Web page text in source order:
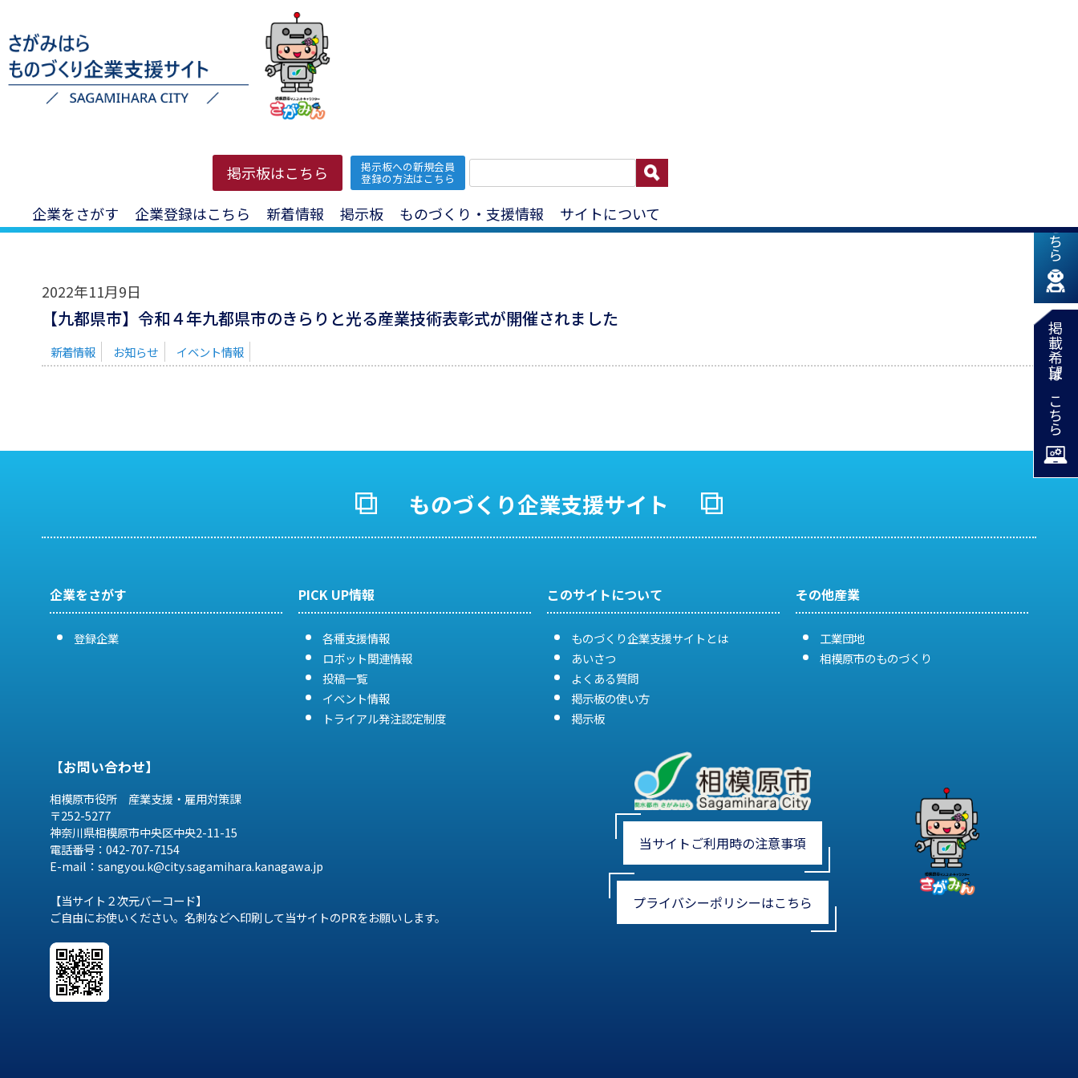
掲示板はこちら 掲示板への新規会員
登録の方法はこちら
企業をさがす 企業登録はこちら 新着情報 掲示板 ものづくり・支援情報 サイトについて
汎用ロボットベース
2022年11月9日
【九都県市】令和４年九都県市のきらりと光る産業技術表彰式が開催されました
新着情報 お知らせ イベント情報
ものづくり企業支援サイト
企業をさがす
登録企業
PICK UP情報
各種支援情報
ロボット関連情報
投稿一覧
イベント情報
トライアル発注認定制度
このサイトについて
ものづくり企業支援サイトとは
あいさつ
よくある質問
掲示板の使い方
掲示板
その他産業
工業団地
相模原市のものづくり
【お問い合わせ】
相模原市役所 産業支援・雇用対策課
〒252-5277
神奈川県相模原市中央区中央2-11-15
電話番号：042-707-7154
E-mail：sangyou.k@city.sagamihara.kanagawa.jp
【当サイト２次元バーコード】
ご自由にお使いください。名刺などへ印刷して当サイトのPRをお願いします。
当サイトご利用時の注意事項
プライバシーポリシーはこちら
新着情報はこちら
掲載希望はこちら